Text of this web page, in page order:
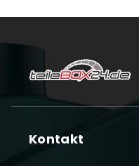
Kontakt